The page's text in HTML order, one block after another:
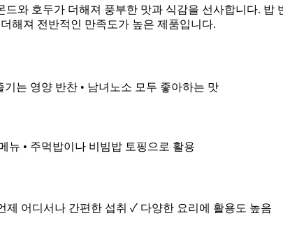
와 호두가 더해져 풍부한 맛과 식감을 선사합니다.
해져 전반적인 만족도가 높은 제품입니다.
는 영양 반찬 • 남녀노소 모두 좋아하는 맛
뉴 • 주먹밥이나 비빔밥 토핑으로 활용
어디서나 간편한 섭취 ✓ 다양한 요리에 활용도 높음